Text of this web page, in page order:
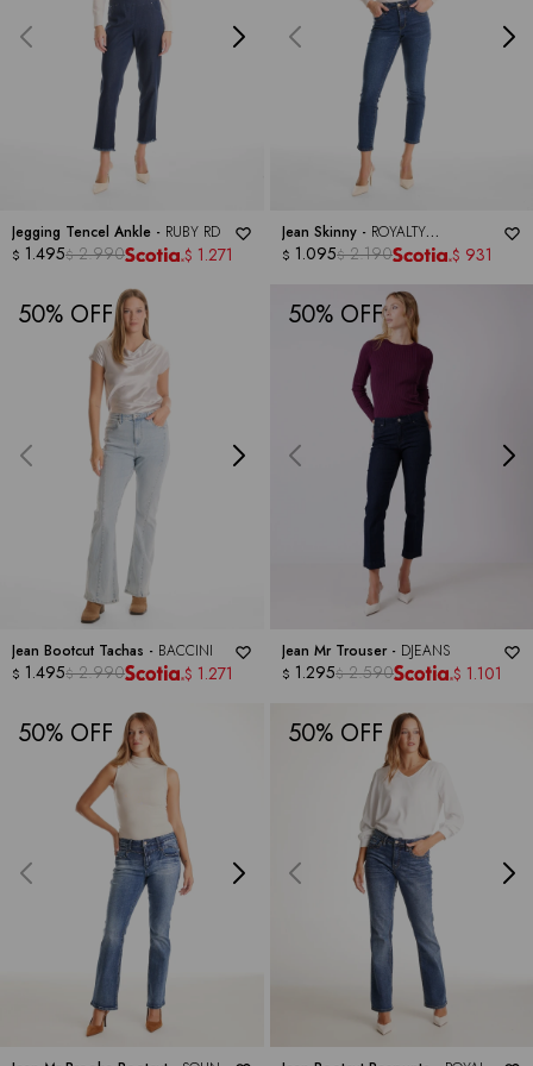
Jegging Tencel Ankle - RUBY RD
$ 1.495$ 2.990 $ 1.271
Jean Skinny - ROYALTY
COLLECTION
$ 1.095$ 2.190 $ 931
50
Jean Bootcut Tachas - BACCINI
$ 1.495$ 2.990 $ 1.271
50
Jean Mr Trouser - DJEANS
$ 1.295$ 2.590 $ 1.101
50 50